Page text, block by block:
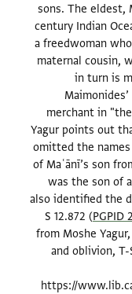
sons. The eldest,
century Indian
a freedwoman
maternal cousin,
in turn is
merchant in
Yagur points out
omitted the
of Maʿānī’s son
was the son of
also identified the
S 12.872 (PGPID
from Moshe
and oblivion,
https://